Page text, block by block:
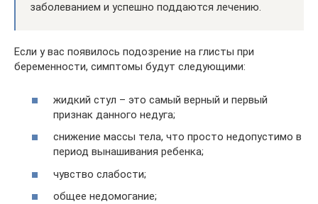
заболеванием и успешно поддаются лечению.
Если у вас появилось подозрение на глисты при
беременности, симптомы будут следующими:
жидкий стул – это самый верный и первый
признак данного недуга;
снижение массы тела, что просто недопустимо в
период вынашивания ребенка;
чувство слабости;
общее недомогание;